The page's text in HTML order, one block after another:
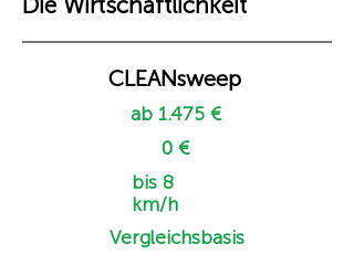
CLEANsweep
ab 1.475 €
0 €
bis 8
km/h
Vergleichsbasis